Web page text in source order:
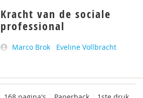
Kracht van de sociale
professional
Marco Brok Eveline Vollbracht